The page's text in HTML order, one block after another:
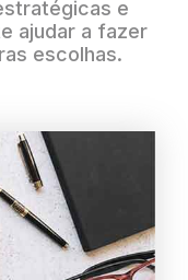
e
ajudar a fazer
escolhas.